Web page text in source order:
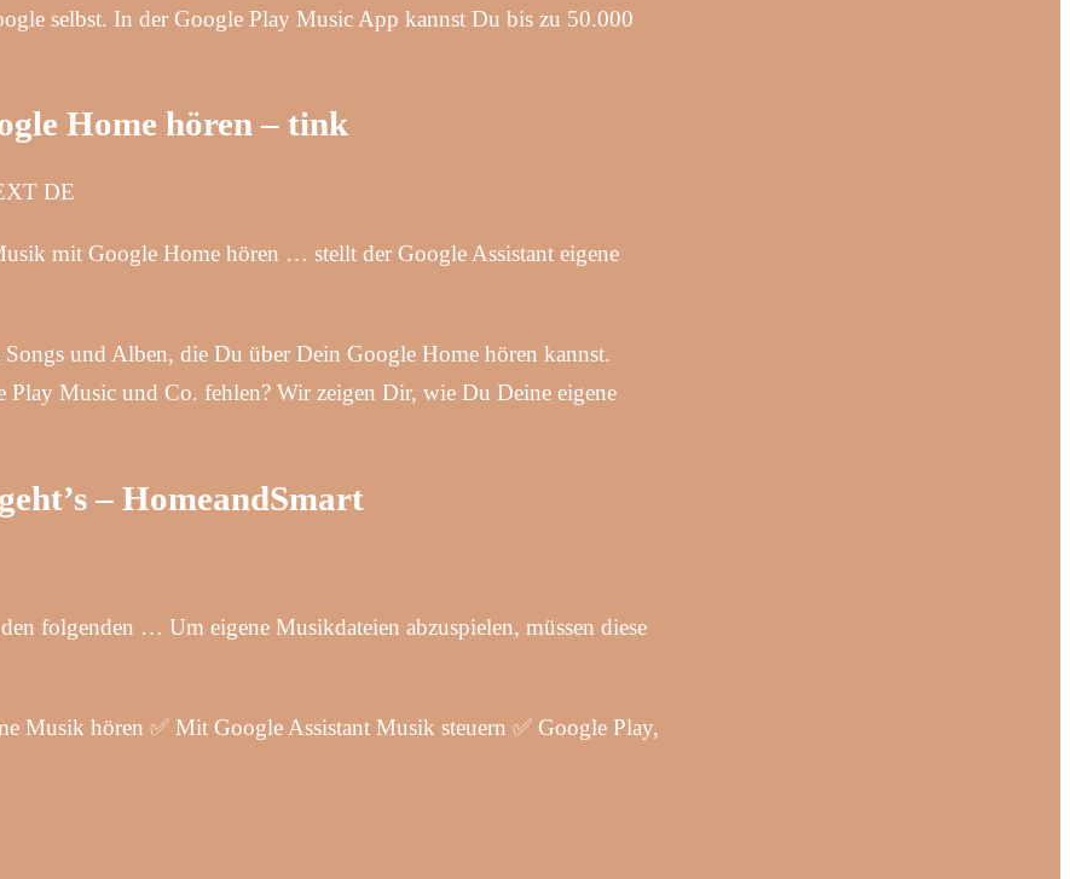
selbst. In der Google Play Music App kannst Du bis zu 50.000
Home hören – tink
DE
mit Google Home hören … stellt der Google Assistant eigene
und Alben, die Du über Dein Google Home hören kannst.
Music und Co. fehlen? Wir zeigen Dir, wie Du Deine eigene
– HomeandSmart
folgenden … Um eigene Musikdateien abzuspielen, müssen diese
hören ✅ Mit Google Assistant Musik steuern ✅ Google Play,